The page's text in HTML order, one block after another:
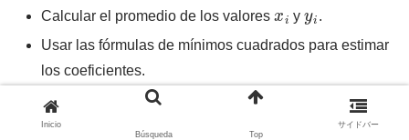
Calcular el promedio de los valores y
.
Usar las fórmulas de mínimos cuadrados para estimar
los coeficientes.
Devolver los resultados como un arreglo.
Inicio
Búsqueda
Top
サイドバー